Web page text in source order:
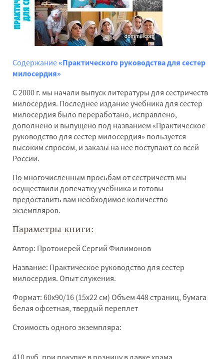
Содержание«Практического руководства для сестер
милосердия»
С 2000 г. мы начали выпуск литературы для сестричеств
милосердия. Последнее издание учебника для сестер
милосердия было переработано, исправлено,
дополнено и выпущено под названием «Практическое
руководство для сестер милосердия» пользуется
высоким спросом, и заказы на нее поступают со всей
России.
По многочисленным просьбам от сестричеств мы
осуществили допечатку учебника и готовы
предоставить вам необходимое количество
экземпляров.
Параметры книги:
Автор: Протоиерей Сергий Филимонов
Название: Практическое руководство для сестер
милосердия. Опыт служения.
Формат: 60х90/16 (15х22 см) Объем 448 страниц, бумага
белая офсетная, твердый переплет
Стоимость одного экземпляра:
410 руб. при покупке в розницу в лавке храма